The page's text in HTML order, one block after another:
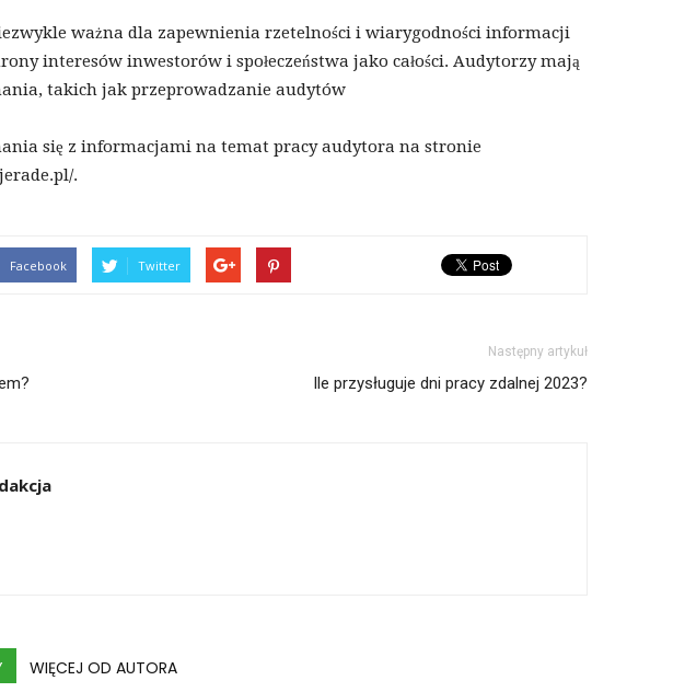
ważna dla zapewnienia rzetelności i wiarygodności informacji
interesów inwestorów i społeczeństwa jako całości. Audytorzy mają
takich jak przeprowadzanie audytów
się z informacjami na temat pracy audytora na stronie
.
Facebook Twitter
Następny artykuł
Ile przysługuje dni pracy zdalnej 2023?
WIĘCEJ OD AUTORA